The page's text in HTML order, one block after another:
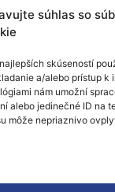
súhlas so
skúseností
a/alebo prístup k
nám umožní
alebo jedinečné ID na
môže nepriaznivo
je otvorená
technológií,
Technology
in
Innovation